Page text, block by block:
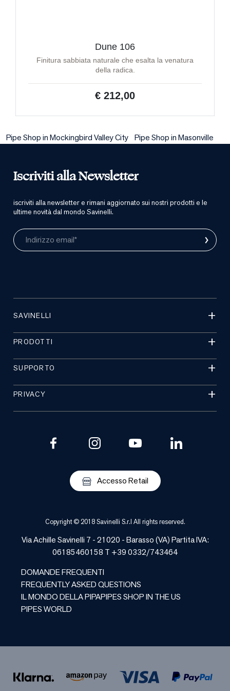
Dune 106
Finitura sabbiata naturale che esalta la venatura
della radica.
€ 212,00
Pipe Shop in Mockingbird Valley City Pipe Shop in Masonville
Iscriviti alla Newsletter
iscriviti alla newsletter e rimani aggiornato sui nostri prodotti e le
ultime novità dal mondo Savinelli.
Indirizzo email* ›
SAVINELLI
PRODOTTI
SUPPORTO
PRIVACY
Accesso Retail
Copyright © 2018 Savinelli S.r.l All rights reserved.
Via Achille Savinelli 7 - 21020 -Barasso(VA) Partita IVA:
06185460158 T +39 0332/743464
DOMANDE FREQUENTI
FREQUENTLY ASKED QUESTIONS
IL MONDO DELLA PIPAPIPES SHOP IN THE US
PIPES WORLD